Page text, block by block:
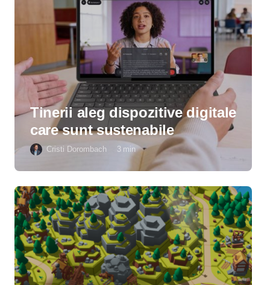
Tinerii aleg dispozitive digitale
care sunt sustenabile
Cristi Dorombach 3 min